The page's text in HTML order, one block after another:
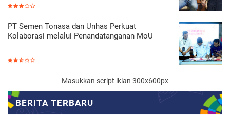
PT Semen Tonasa dan Unhas Perkuat
Kolaborasi melalui Penandatanganan MoU
Masukkan script iklan 300x600px